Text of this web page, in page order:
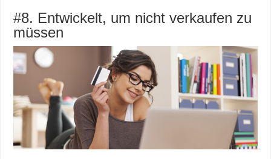
#8. Entwickelt, um nicht verkaufen zu
müssen